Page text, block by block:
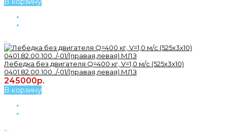
Лебедка без двигателя Q=400 кг, V=1,0 м/с (525х3х10)
0401.82.00.100../-01/(правая,левая) МЛЗ
245000р.
В корзину